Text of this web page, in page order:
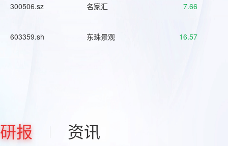
300506.sz 名家汇 7.66
603359.sh 东珠景观 16.57
研报 资讯